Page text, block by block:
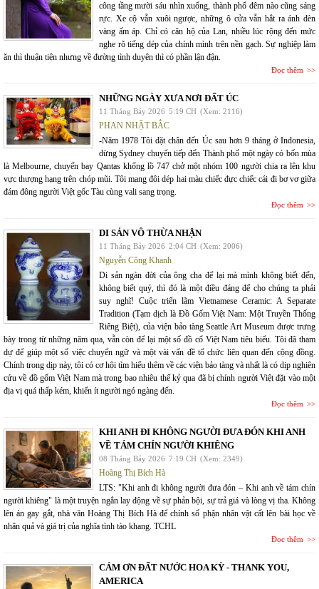
công tầng mười sáu nhìn xuống, thành phố đêm nào cũng sáng
rực. Xe cộ vẫn xuôi ngược, những ô cửa vẫn hắt ra ánh đèn
vàng ấm áp. Chỉ có căn hộ của Lan, nhiều lúc rộng đến mức
nghe rõ tiếng dép của chính mình trên nền gạch. Sự nghiệp làm
ăn thì thuận tiện nhưng về đường tình duyên thì có phần lận đận.
Đọc thêm
NHỮNG NGÀY XƯA NƠI ĐẤT ÚC
11 Tháng Bảy 2026 5:19 CH (Xem: 2116)
PHAN NHẬT BẮC
-Năm 1978 Tôi đặt chân đến Úc sau hơn 9 tháng ở Indonesia,
dừng Sydney chuyển tiếp đến Thành phố một ngày có bốn mùa
là Melbourne, chuyến bay Qantas khổng lồ 747 chở một nhóm 100 người chia ra lên khu
vực thượng hạng trên chóp mũi. Tôi mang đôi dép hai màu chiếc đực chiếc cái đi bơ vơ giữa
đám đông người Việt gốc Tàu cùng vali sang trọng.
Đọc thêm
DI SẢN VÔ THỪA NHẬN
11 Tháng Bảy 2026 2:04 CH (Xem: 2006)
Nguyễn Công Khanh
Di sản ngàn đời của ông cha để lại mà mình không biết đến,
không biết quý, thì đó là một điều đáng để cho chúng ta phải
suy nghĩ! Cuộc triển lãm Vietnamese Ceramic: A Separate
Tradition (Tạm dịch là Đồ Gốm Việt Nam: Một Truyền Thống
Riêng Biệt), của viện bảo tàng Seattle Art Museum được trưng
bày trong từ những năm qua, vẫn còn để lại một số đồ cổ Việt Nam tiêu biểu. Tôi đã tham
dự để giúp một số việc chuyển ngữ và một vài vấn đề tổ chức liên quan đến cộng đồng.
Chính trong dịp này, tôi có cơ hội tìm hiểu thêm về các viện bảo tàng và nhất là có dịp nghiên
cứu về đồ gốm Việt Nam mà trong bao nhiêu thế kỷ qua đã bị chính người Việt đặt vào một
địa vị quá thấp kém, khiến ít người ngó ngàng đến.
Đọc thêm
KHI ANH ĐI KHÔNG NGƯỜI ĐƯA ĐÓN KHI ANH
VỀ TÁM CHÍN NGƯỜI KHIÊNG
08 Tháng Bảy 2026 7:19 CH (Xem: 2349)
Hoàng Thị Bích Hà
LTS: "Khi anh đi không người đưa đón – Khi anh về tám chín
người khiêng" là một truyện ngắn lay động về sự phản bội, sự trả giá và lòng vị tha. Không
lên án gay gắt, nhà văn Hoàng Thị Bích Hà để chính số phận nhân vật cất lên bài học về
nhân quả và giá trị của nghĩa tình tào khang. TCHL
Đọc thêm
CÁM ƠN ĐẤT NƯỚC HOA KỲ - THANK YOU,
AMERICA